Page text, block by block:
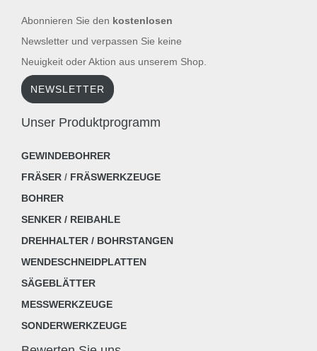
Abonnieren Sie den kostenlosen
Newsletter und verpassen Sie keine
Neuigkeit oder Aktion aus unserem Shop.
NEWSLETTER
Unser Produktprogramm
GEWINDEBOHRER
FRÄSER / FRÄSWERKZEUGE
BOHRER
SENKER / REIBAHLE
DREHHALTER / BOHRSTANGEN
WENDESCHNEIDPLATTEN
SÄGEBLÄTTER
MESSWERKZEUGE
SONDERWERKZEUGE